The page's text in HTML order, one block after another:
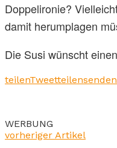
Doppelironie?
damit herumplagen
Die Susi wünscht
teilenTweetteilensenden
WERBUNG
vorheriger Artikel